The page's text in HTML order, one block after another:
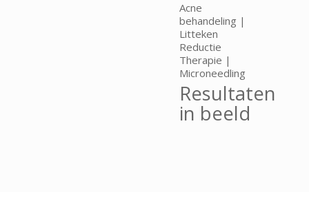
Acne
behandeling |
Litteken
Reductie
Therapie |
Microneedling
Resultaten
in beeld